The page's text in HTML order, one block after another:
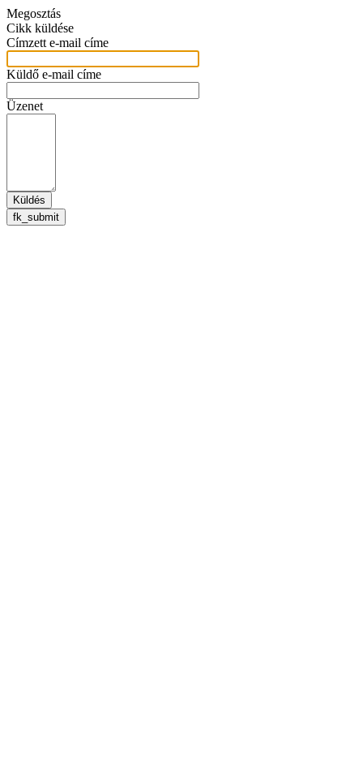
Megosztás
Cikk küldése
Címzett e-mail címe
Küldő e-mail címe
Üzenet